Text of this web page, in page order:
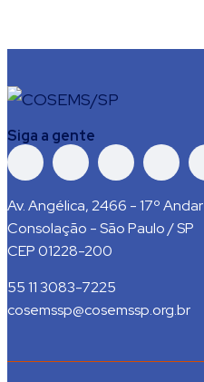
Siga a gente
Av. Angélica, 2466 - 17º Andar
Consolação - São Paulo / SP
CEP 01228-200
55 11 3083-7225
cosemssp@cosemssp.org.br